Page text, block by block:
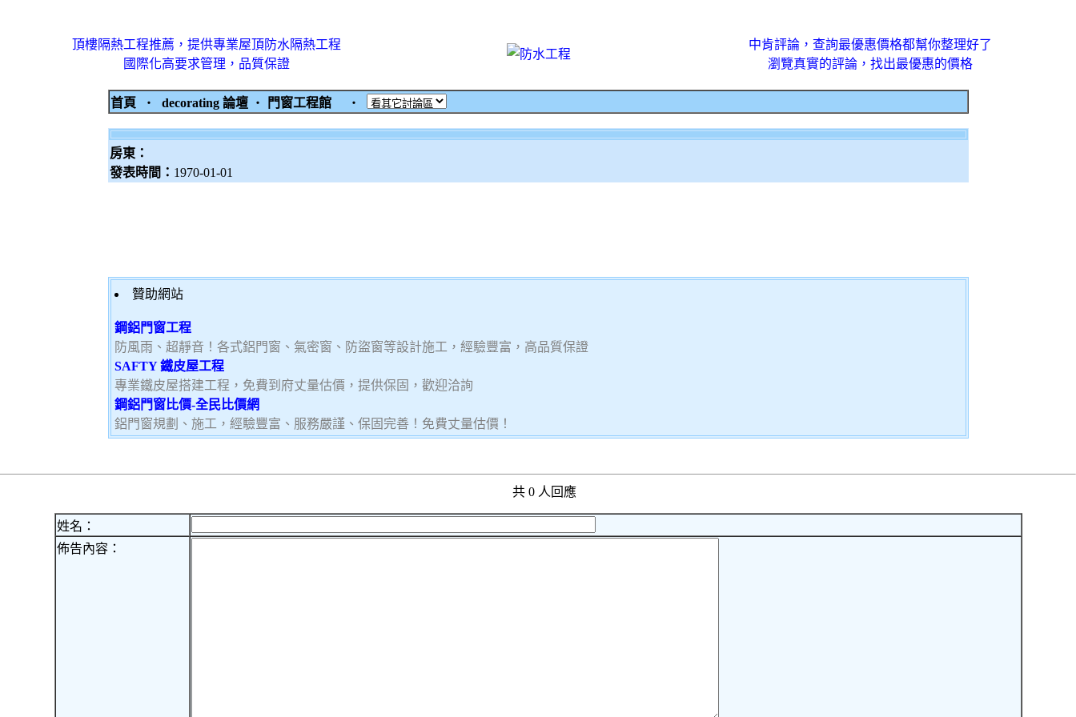
頂樓隔熱工程推薦，提供專業屋頂防水隔熱工程
國際化高要求管理，品質保證
中肯評論，查詢最優惠價格都幫你整理好了
瀏覽真實的評論，找出最優惠的價格
首頁 ‧ decorating 論壇 ‧ 門窗工程館 ‧
房東：
發表時間： 1970-01-01
贊助網站
鋼鋁門窗工程
防風雨、超靜音！各式鋁門窗、氣密窗、防盜窗等設計施工，經驗豐富，高品質保證
SAFTY 鐵皮屋工程
專業鐵皮屋搭建工程，免費到府丈量估價，提供保固，歡迎洽詢
鋼鋁門窗比價-全民比價網
鋁門窗規劃、施工，經驗豐富、服務嚴謹、保固完善！免費丈量估價！
共 0 人回應
姓名：
佈告內容：